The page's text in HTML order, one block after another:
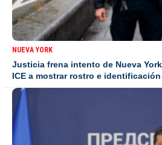
NUEVA YORK
Justicia frena intento de Nueva
ICE a mostrar rostro e identificación